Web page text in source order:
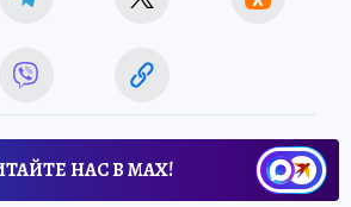
НАС В МАХ!